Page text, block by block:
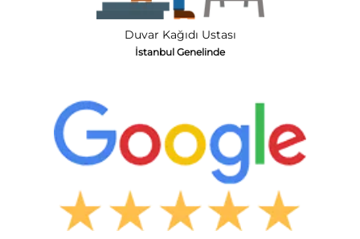
Duvar Kağıdı Ustası
İstanbul Genelinde